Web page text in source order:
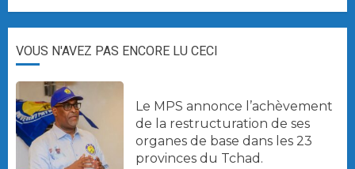
VOUS N'AVEZ PAS ENCORE LU CECI
Le MPS annonce l’achèvement
de la restructuration de ses
organes de base dans les 23
provinces du Tchad.